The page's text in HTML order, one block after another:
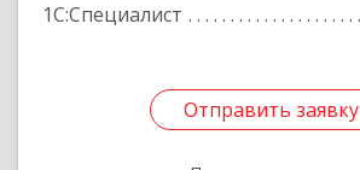
1С:Специалист
Отправить заявку
Отправить заявку